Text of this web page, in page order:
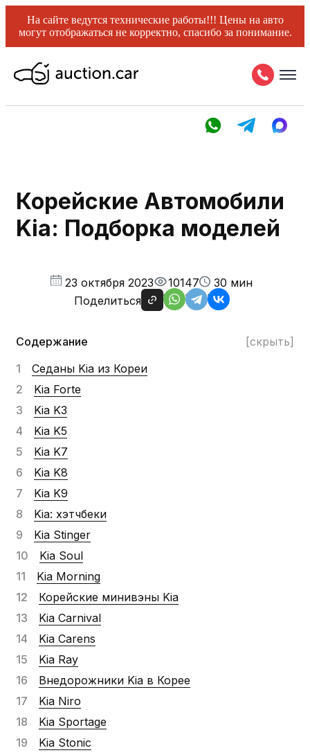
На сайте ведутся технические работы!!! Цены на авто
могут отображаться не корректно, спасибо за понимание.
Корейские Автомобили
Kia: Подборка моделей
23 октября 2023 10147
30 мин
Поделиться
Содержание
Седаны Kia из Кореи
Kia Forte
Kia K3
Kia K5
Kia K7
Kia K8
Kia K9
Kia: хэтчбеки
Kia Stinger
Kia Soul
Kia Morning
Корейские минивэны Kia
Kia Carnival
Kia Carens
Kia Ray
Внедорожники Kia в Корее
Kia Niro
Kia Sportage
Kia Stonic
[скрыть]